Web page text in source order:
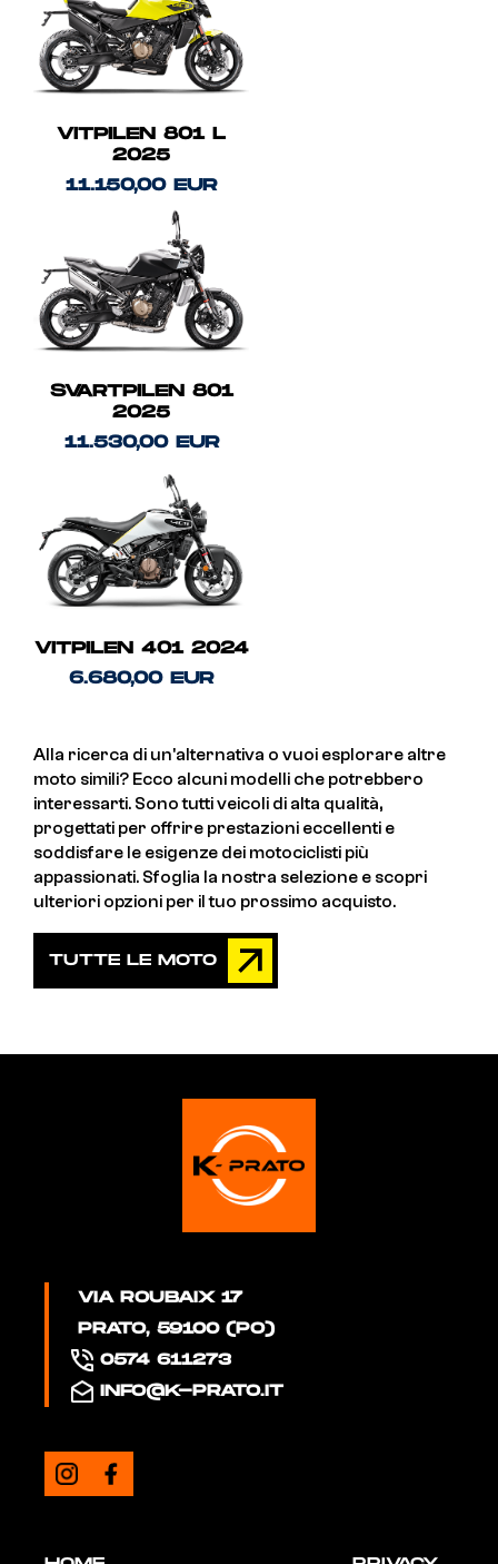
VITPILEN 801 L
2025
11.150,00 EUR
SVARTPILEN 801
2025
11.530,00 EUR
VITPILEN 401 2024
6.680,00 EUR
Alla ricerca di un'alternativa o vuoi esplorare altre
moto simili? Ecco alcuni modelli che potrebbero
interessarti. Sono tutti veicoli di alta qualità,
progettati per offrire prestazioni eccellenti e
soddisfare le esigenze dei motociclisti più
appassionati. Sfoglia la nostra selezione e scopri
ulteriori opzioni per il tuo prossimo acquisto.
TUTTE LE MOTO
VIA ROUBAIX 17
PRATO, 59100 (PO)
0574 611273
INFO@K-PRATO.IT